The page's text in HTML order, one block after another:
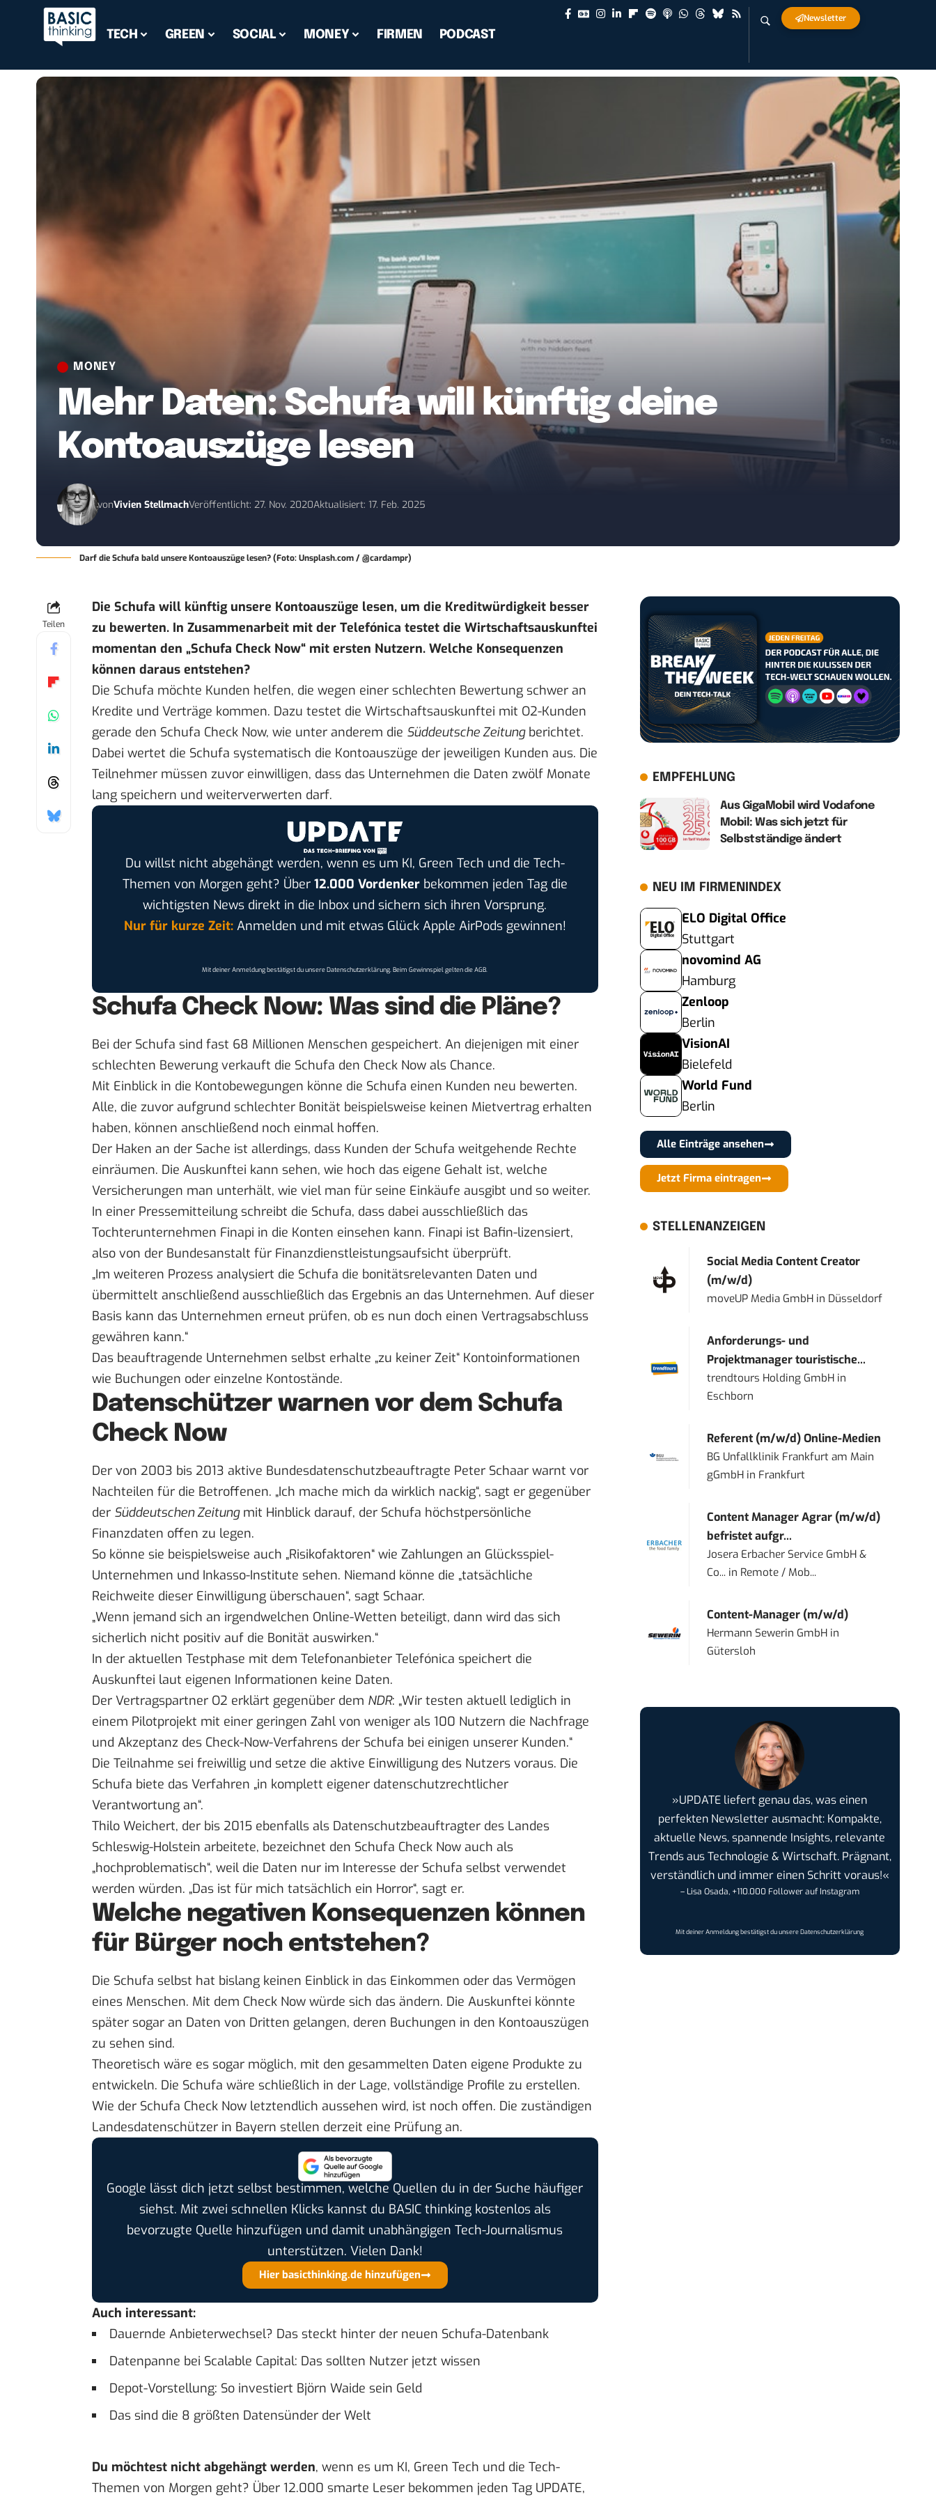
TECH GREEN SOCIAL MONEY FIRMEN PODCAST
Newsletter
MONEY
Mehr Daten: Schufa will künftig deine
Kontoauszüge lesen
vonVivien StellmachVeröffentlicht: 27. Nov. 2020Aktualisiert: 17. Feb. 2025
Darf die Schufa bald unsere Kontoauszüge lesen? (Foto: Unsplash.com / @cardampr)
Teilen
Die Schufa will künftig unsere Kontoauszüge lesen, um die Kreditwürdigkeit besser
zu bewerten. In Zusammenarbeit mit der Telefónica testet die Wirtschaftsauskunftei
momentan den „Schufa Check Now“ mit ersten Nutzern. Welche Konsequenzen
können daraus entstehen?
Die Schufa möchte Kunden helfen, die wegen einer schlechten Bewertung schwer an
Kredite und Verträge kommen. Dazu testet die Wirtschaftsauskunftei mit O2-Kunden
gerade den Schufa Check Now, wie unter anderem die Süddeutsche Zeitungberichtet.
Dabei wertet die Schufa systematisch die Kontoauszüge der jeweiligen Kunden aus. Die
Teilnehmer müssen zuvor einwilligen, dass das Unternehmen die Daten zwölf Monate
lang speichern und weiterverwerten darf.
Du willst nicht abgehängt werden, wenn es um KI, Green Tech und die Tech-
Themen von Morgen geht? Über 12.000 Vordenkerbekommen jeden Tag die
wichtigsten News direkt in die Inbox und sichern sich ihren Vorsprung.
Nur für kurze Zeit:Anmelden und mit etwas Glück Apple AirPods gewinnen!
Mit deiner Anmeldung bestätigst du unsereDatenschutzerklärung. Beim Gewinnspiel gelten dieAGB.
Schufa Check Now: Was sind die Pläne?
Bei der Schufa sind fast 68 Millionen Menschen gespeichert. An diejenigen mit einer
schlechten Bewerung verkauft die Schufa den Check Now als Chance.
Mit Einblick in die Kontobewegungen könne die Schufa einen Kunden neu bewerten.
Alle, die zuvor aufgrund schlechter Bonität beispielsweise keinen Mietvertrag erhalten
haben, können anschließend noch einmal hoffen.
Der Haken an der Sache ist allerdings, dass Kunden der Schufa weitgehende Rechte
einräumen. Die Auskunftei kann sehen, wie hoch das eigene Gehalt ist, welche
Versicherungen man unterhält, wie viel man für seine Einkäufe ausgibt und so weiter.
In einer Pressemitteilung schreibt die Schufa, dass dabei ausschließlich das
Tochterunternehmen Finapi in die Konten einsehen kann. Finapi ist Bafin-lizensiert,
also von der Bundesanstalt für Finanzdienstleistungsaufsicht überprüft.
„Im weiteren Prozess analysiert die Schufa die bonitätsrelevanten Daten und
übermittelt anschließend ausschließlich das Ergebnis an das Unternehmen. Auf dieser
Basis kann das Unternehmen erneut prüfen, ob es nun doch einen Vertragsabschluss
gewähren kann.“
Das beauftragende Unternehmen selbst erhalte „zu keiner Zeit“ Kontoinformationen
wie Buchungen oder einzelne Kontostände.
Datenschützer warnen vor dem Schufa
Check Now
Der von 2003 bis 2013 aktive Bundesdatenschutzbeauftragte Peter Schaar warnt vor
Nachteilen für die Betroffenen. „Ich mache mich da wirklich nackig“, sagt er gegenüber
der Süddeutschen Zeitungmit Hinblick darauf, der Schufa höchstpersönliche
Finanzdaten offen zu legen.
So könne sie beispielsweise auch „Risikofaktoren“ wie Zahlungen an Glücksspiel-
Unternehmen und Inkasso-Institute sehen. Niemand könne die „tatsächliche
Reichweite dieser Einwilligung überschauen“, sagt Schaar.
„Wenn jemand sich an irgendwelchen Online-Wetten beteiligt, dann wird das sich
sicherlich nicht positiv auf die Bonität auswirken.“
In der aktuellen Testphase mit dem Telefonanbieter Telefónica speichert die
Auskunftei laut eigenen Informationen keine Daten.
Der Vertragspartner O2 erklärt gegenüber dem NDR: „Wir testen aktuell lediglich in
einem Pilotprojekt mit einer geringen Zahl von weniger als 100 Nutzern die Nachfrage
und Akzeptanz des Check-Now-Verfahrens der Schufa bei einigen unserer Kunden.“
Die Teilnahme sei freiwillig und setze die aktive Einwilligung des Nutzers voraus. Die
Schufa biete das Verfahren „in komplett eigener datenschutzrechtlicher
Verantwortung an“.
Thilo Weichert, der bis 2015 ebenfalls als Datenschutzbeauftragter des Landes
Schleswig-Holstein arbeitete, bezeichnet den Schufa Check Now auch als
„hochproblematisch“, weil die Daten nur im Interesse der Schufa selbst verwendet
werden würden. „Das ist für mich tatsächlich ein Horror“, sagt er.
Welche negativen Konsequenzen können
für Bürger noch entstehen?
Die Schufa selbst hat bislang keinen Einblick in das Einkommen oder das Vermögen
eines Menschen. Mit dem Check Now würde sich das ändern. Die Auskunftei könnte
später sogar an Daten von Dritten gelangen, deren Buchungen in den Kontoauszügen
zu sehen sind.
Theoretisch wäre es sogar möglich, mit den gesammelten Daten eigene Produkte zu
entwickeln. Die Schufa wäre schließlich in der Lage, vollständige Profile zu erstellen.
Wie der Schufa Check Now letztendlich aussehen wird, ist noch offen. Die zuständigen
Landesdatenschützer in Bayern stellen derzeit eine Prüfung an.
Google lässt dich jetzt selbst bestimmen, welche Quellen du in der Suche häufiger
siehst. Mit zwei schnellen Klicks kannst du BASIC thinking kostenlos als
bevorzugte Quelle hinzufügen und damit unabhängigen Tech-Journalismus
unterstützen. Vielen Dank!
Hier basicthinking.de hinzufügen
Auch interessant:
Dauernde Anbieterwechsel? Das steckt hinter der neuen Schufa-Datenbank
Datenpanne bei Scalable Capital: Das sollten Nutzer jetzt wissen
Depot-Vorstellung: So investiert Björn Waide sein Geld
Das sind die 8 größten Datensünder der Welt
Du möchtest nicht abgehängt werden, wenn es um KI, Green Tech und die Tech-
Themen von Morgen geht? Über 12.000 smarte Leser bekommen jeden Tag UPDATE,
EMPFEHLUNG
Aus GigaMobil wird Vodafone
Mobil: Was sich jetzt für
Selbstständige ändert
NEU IM FIRMENINDEX
ELO Digital Office
Stuttgart
novomind AG
Hamburg
Zenloop
Berlin
VisionAI
Bielefeld
World Fund
Berlin
Alle Einträge ansehen
Jetzt Firma eintragen
STELLENANZEIGEN
Social Media Content Creator
(m/w/d)
moveUP Media GmbH in Düsseldorf
Anforderungs- und
Projektmanager touristische...
trendtours Holding GmbH in
Eschborn
Referent (m/w/d) Online-Medien
BG Unfallklinik Frankfurt am Main
gGmbH in Frankfurt
Content Manager Agrar (m/w/d)
befristet aufgr...
Josera Erbacher Service GmbH &
Co... in Remote / Mob...
Content-Manager (m/w/d)
Hermann Sewerin GmbH in
Gütersloh
»UPDATE liefert genau das, was einen
perfekten Newsletter ausmacht: Kompakte,
aktuelle News, spannende Insights, relevante
Trends aus Technologie & Wirtschaft. Prägnant,
verständlich und immer einen Schritt voraus!«
– Lisa Osada, +110.000 Follower auf Instagram
Mit deiner Anmeldung bestätigst du unsereDatenschutzerklärung